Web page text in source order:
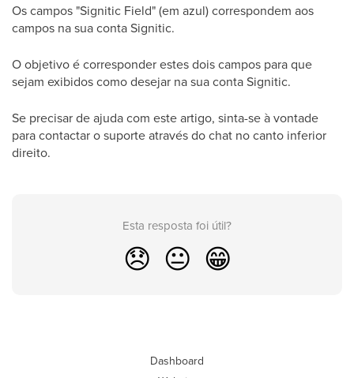
Os campos "Signitic Field" (em azul) correspondem aos
campos na sua conta Signitic.
O objetivo é corresponder estes dois campos para que
sejam exibidos como desejar na sua conta Signitic.
Se precisar de ajuda com este artigo, sinta-se à vontade
para contactar o suporte através do chat no canto inferior
direito.
Esta resposta foi útil?
😞 😐 😁
Dashboard